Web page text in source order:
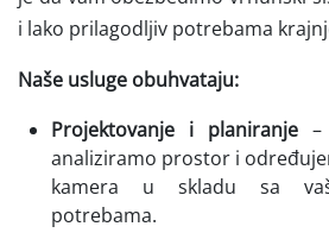
i lako prilagodljiv potrebama
Naše usluge obuhvataju:
Projektovanje i planiranje –
analiziramo prostor i
kamera u skladu sa
potrebama.